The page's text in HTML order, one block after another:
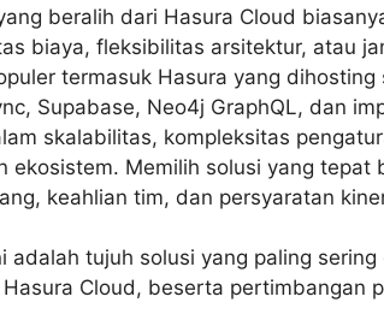
beralih dari Hasura Cloud
biaya, fleksibilitas arsitektur, atau
termasuk Hasura yang dihosting
Supabase, Neo4j GraphQL, dan
skalabilitas, kompleksitas
ekosistem. Memilih solusi yang
keahlian tim, dan persyaratan
adalah tujuh solusi yang paling
Cloud, beserta pertimbangan